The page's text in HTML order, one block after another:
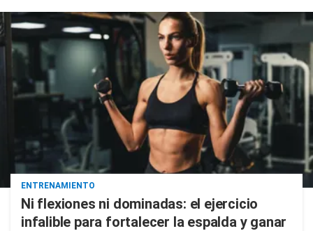
ENTRENAMIENTO
Ni flexiones ni dominadas: el ejercicio
infalible para fortalecer la espalda y ganar